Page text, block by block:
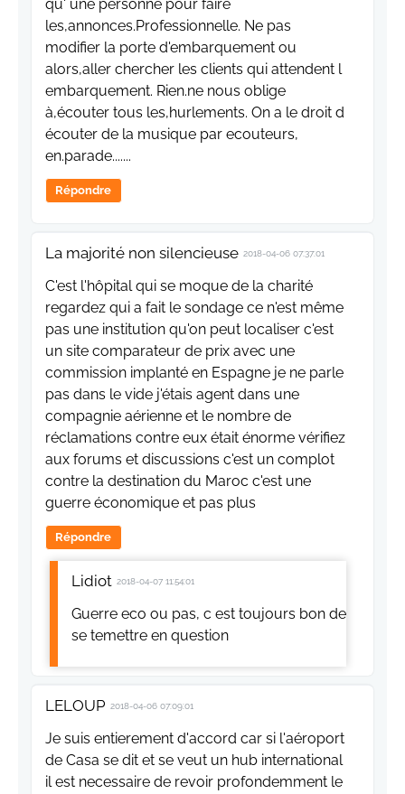
qu' une personne pour faire
les,annonces.Professionnelle. Ne pas
modifier la porte d'embarquement ou
alors,aller chercher les clients qui attendent l
embarquement. Rien.ne nous oblige
à,écouter tous les,hurlements. On a le droit d
écouter de la musique par ecouteurs,
en.parade.......
Répondre
La majorité non silencieuse 2018-04-06 07:37:01
C'est l'hôpital qui se moque de la charité
regardez qui a fait le sondage ce n'est même
pas une institution qu'on peut localiser c'est
un site comparateur de prix avec une
commission implanté en Espagne je ne parle
pas dans le vide j'étais agent dans une
compagnie aérienne et le nombre de
réclamations contre eux était énorme vérifiez
aux forums et discussions c'est un complot
contre la destination du Maroc c'est une
guerre économique et pas plus
Répondre
Lidiot 2018-04-07 11:54:01
Guerre eco ou pas, c est toujours bon de
se temettre en question
LELOUP 2018-04-06 07:09:01
Je suis entierement d'accord car si l'aéroport
de Casa se dit et se veut un hub international
il est necessaire de revoir profondemment le